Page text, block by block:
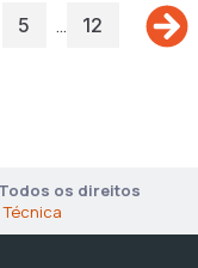
5 … 12
os direitos
Técnica